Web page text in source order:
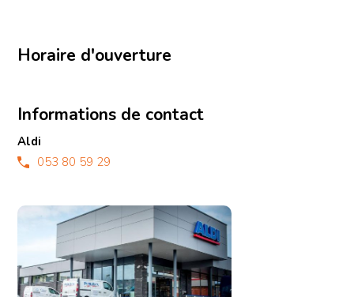
Horaire d'ouverture
Informations de contact
Aldi
053 80 59 29